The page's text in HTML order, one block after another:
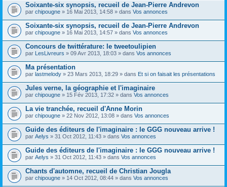
Soixante-six synopsis, recueil de Jean-Pierre Andrevon
par chipougne » 16 Mai 2013, 14:58 » dans Vos annonces
Soixante-six synopsis, recueil de Jean-Pierre Andrevon
par chipougne » 16 Mai 2013, 14:57 » dans Vos annonces
Concours de twittérature: le tweetoulipien
par LesLivreurs » 09 Avr 2013, 18:03 » dans Vos annonces
Ma présentation
par lastmelody » 23 Mars 2013, 18:29 » dans Et si on faisait les présentations
Jules verne, la géographie et l'imaginaire
par chipougne » 15 Fév 2013, 17:32 » dans Vos annonces
La vie tranchée, recueil d'Anne Morin
par chipougne » 22 Nov 2012, 13:08 » dans Vos annonces
Guide des éditeurs de l'imaginaire : le GGG nouveau arrive !
par Aelys » 31 Oct 2012, 11:43 » dans Vos annonces
Guide des éditeurs de l'imaginaire : le GGG nouveau arrive !
par Aelys » 31 Oct 2012, 11:43 » dans Vos annonces
Chants d'automne, recueil de Christian Jougla
par chipougne » 14 Oct 2012, 08:44 » dans Vos annonces